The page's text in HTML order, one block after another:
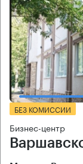
БЕЗ КОМИССИИ
Бизнес-центр